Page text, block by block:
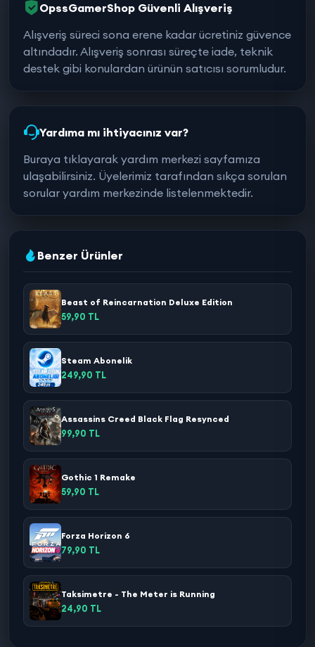
OpssGamerShop Güvenli Alışveriş
Alışveriş süreci sona erene kadar ücretiniz güvence
altındadır. Alışveriş sonrası süreçte iade, teknik
destek gibi konulardan ürünün satıcısı sorumludur.
Yardıma mı ihtiyacınız var?
Buraya tıklayarak yardım merkezi sayfamıza
ulaşabilirsiniz. Üyelerimiz tarafından sıkça sorulan
sorular yardım merkezinde listelenmektedir.
Benzer Ürünler
Beast of Reincarnation Deluxe Edition
59,90 TL
Steam Abonelik
249,90 TL
Assassins Creed Black Flag Resynced
99,90 TL
Gothic 1 Remake
59,90 TL
Forza Horizon 6
79,90 TL
Taksimetre - The Meter is Running
24,90 TL